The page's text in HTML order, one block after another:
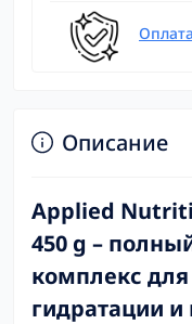
Оплата
Описание
Applied
450 g –
комплекс
гидратации